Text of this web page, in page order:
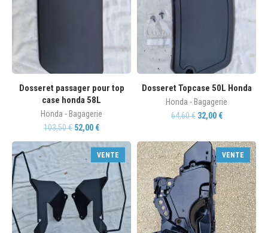
Dosseret passager pour top
case honda 58L
Honda - Bagagerie
103,50€ 52,00 €
Dosseret Topcase 50L Honda
Honda - Bagagerie
64,60€ 32,00 €
VENTE VENTE